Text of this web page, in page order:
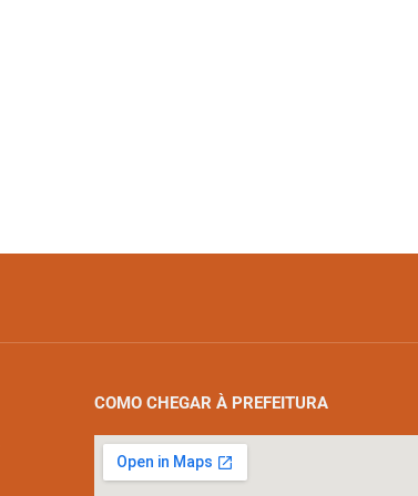
COMO CHEGAR À PREFEITURA